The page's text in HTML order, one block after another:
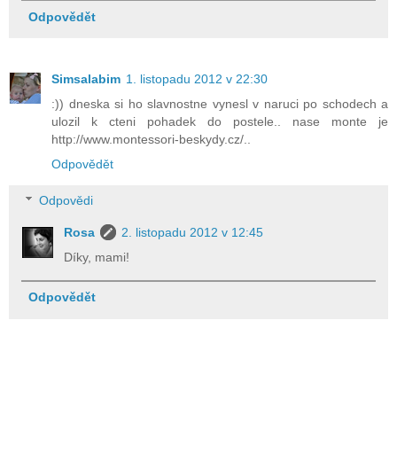
Odpovědět
Simsalabim 1. listopadu 2012 v 22:30
:)) dneska si ho slavnostne vynesl v naruci po schodech a
ulozil k cteni pohadek do postele.. nase monte je
http://www.montessori-beskydy.cz/..
Odpovědět
Odpovědi
Rosa
2. listopadu 2012 v 12:45
Díky, mami!
Odpovědět